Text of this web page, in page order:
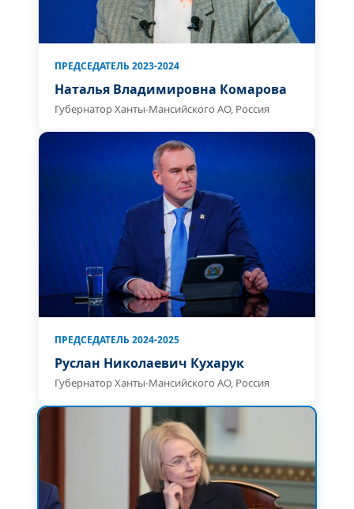
ПРЕДСЕДАТЕЛЬ 2023-2024
Наталья Владимировна Комарова
Губернатор Ханты-Мансийского АО, Россия
ПРЕДСЕДАТЕЛЬ 2024-2025
Руслан Николаевич Кухарук
Губернатор Ханты-Мансийского АО, Россия